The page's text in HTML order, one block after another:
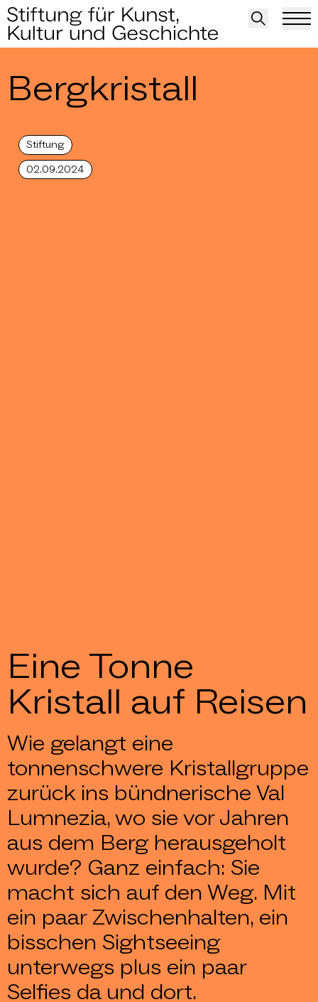
Bergkristall
Stiftung
02.09.2024
Eine Tonne
Kristall auf Reisen
Wie gelangt eine
tonnenschwere Kristallgruppe
zurück ins bündnerische Val
Lumnezia, wo sie vor Jahren
aus dem Berg herausgeholt
wurde? Ganz einfach: Sie
macht sich auf den Weg. Mit
ein paar Zwischenhalten, ein
bisschen Sightseeing
unterwegs plus ein paar
Selfies da und dort.